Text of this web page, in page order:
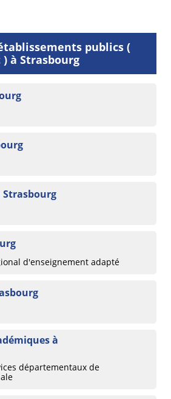
publics (
à Strasbourg
Strasbourg
d'enseignement adapté
à
départementaux de